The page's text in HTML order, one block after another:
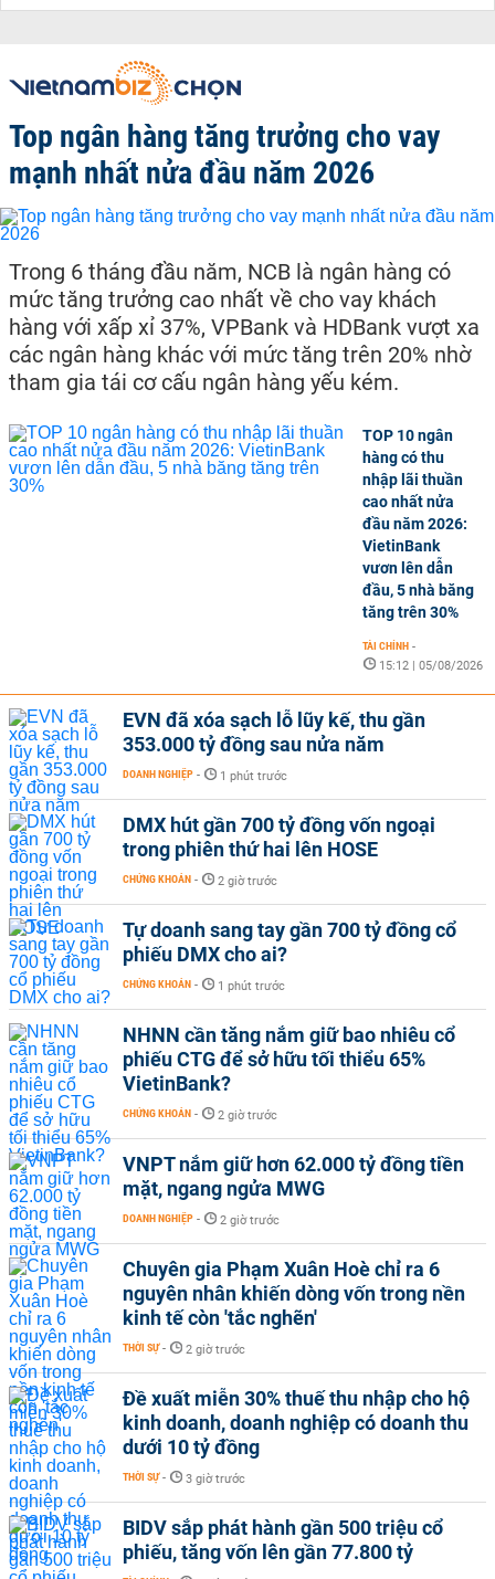
Top ngân hàng tăng trưởng cho vay
mạnh nhất nửa đầu năm 2026
Trong 6 tháng đầu năm, NCB là ngân hàng có
mức tăng trưởng cao nhất về cho vay khách
hàng với xấp xỉ 37%, VPBank và HDBank vượt xa
các ngân hàng khác với mức tăng trên 20% nhờ
tham gia tái cơ cấu ngân hàng yếu kém.
TOP 10 ngân
hàng có thu
nhập lãi thuần
cao nhất nửa
đầu năm 2026:
VietinBank
vươn lên dẫn
đầu, 5 nhà băng
tăng trên 30%
TÀI CHÍNH -
15:12 | 05/08/2026
EVN đã xóa sạch lỗ lũy kế, thu gần
353.000 tỷ đồng sau nửa năm
DOANH NGHIỆP - 1 phút trước
DMX hút gần 700 tỷ đồng vốn ngoại
trong phiên thứ hai lên HOSE
CHỨNG KHOÁN - 2 giờ trước
Tự doanh sang tay gần 700 tỷ đồng cổ
phiếu DMX cho ai?
CHỨNG KHOÁN - 1 phút trước
NHNN cần tăng nắm giữ bao nhiêu cổ
phiếu CTG để sở hữu tối thiểu 65%
VietinBank?
CHỨNG KHOÁN - 2 giờ trước
VNPT nắm giữ hơn 62.000 tỷ đồng tiền
mặt, ngang ngửa MWG
DOANH NGHIỆP - 2 giờ trước
Chuyên gia Phạm Xuân Hoè chỉ ra 6
nguyên nhân khiến dòng vốn trong nền
kinh tế còn 'tắc nghẽn'
THỜI SỰ - 2 giờ trước
Đề xuất miễn 30% thuế thu nhập cho hộ
kinh doanh, doanh nghiệp có doanh thu
dưới 10 tỷ đồng
THỜI SỰ - 3 giờ trước
BIDV sắp phát hành gần 500 triệu cổ
phiếu, tăng vốn lên gần 77.800 tỷ